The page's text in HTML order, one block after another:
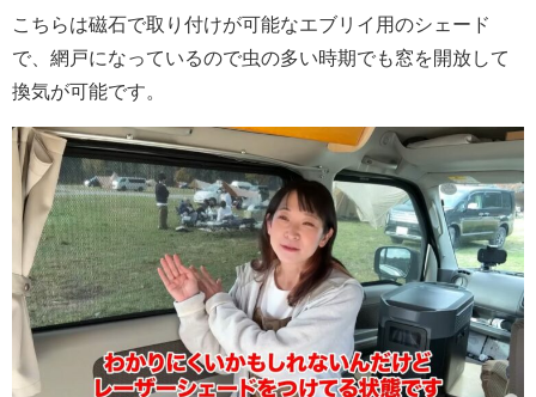
こちらは磁石で取り付けが可能なエブリイ用のシェード
で、網戸になっているので虫の多い時期でも窓を開放して
換気が可能です。